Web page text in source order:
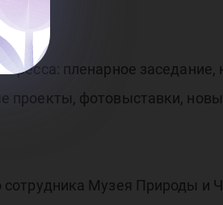
пленарное заседание,
проекты, фотовыставки,
сотрудника Музея Природы и